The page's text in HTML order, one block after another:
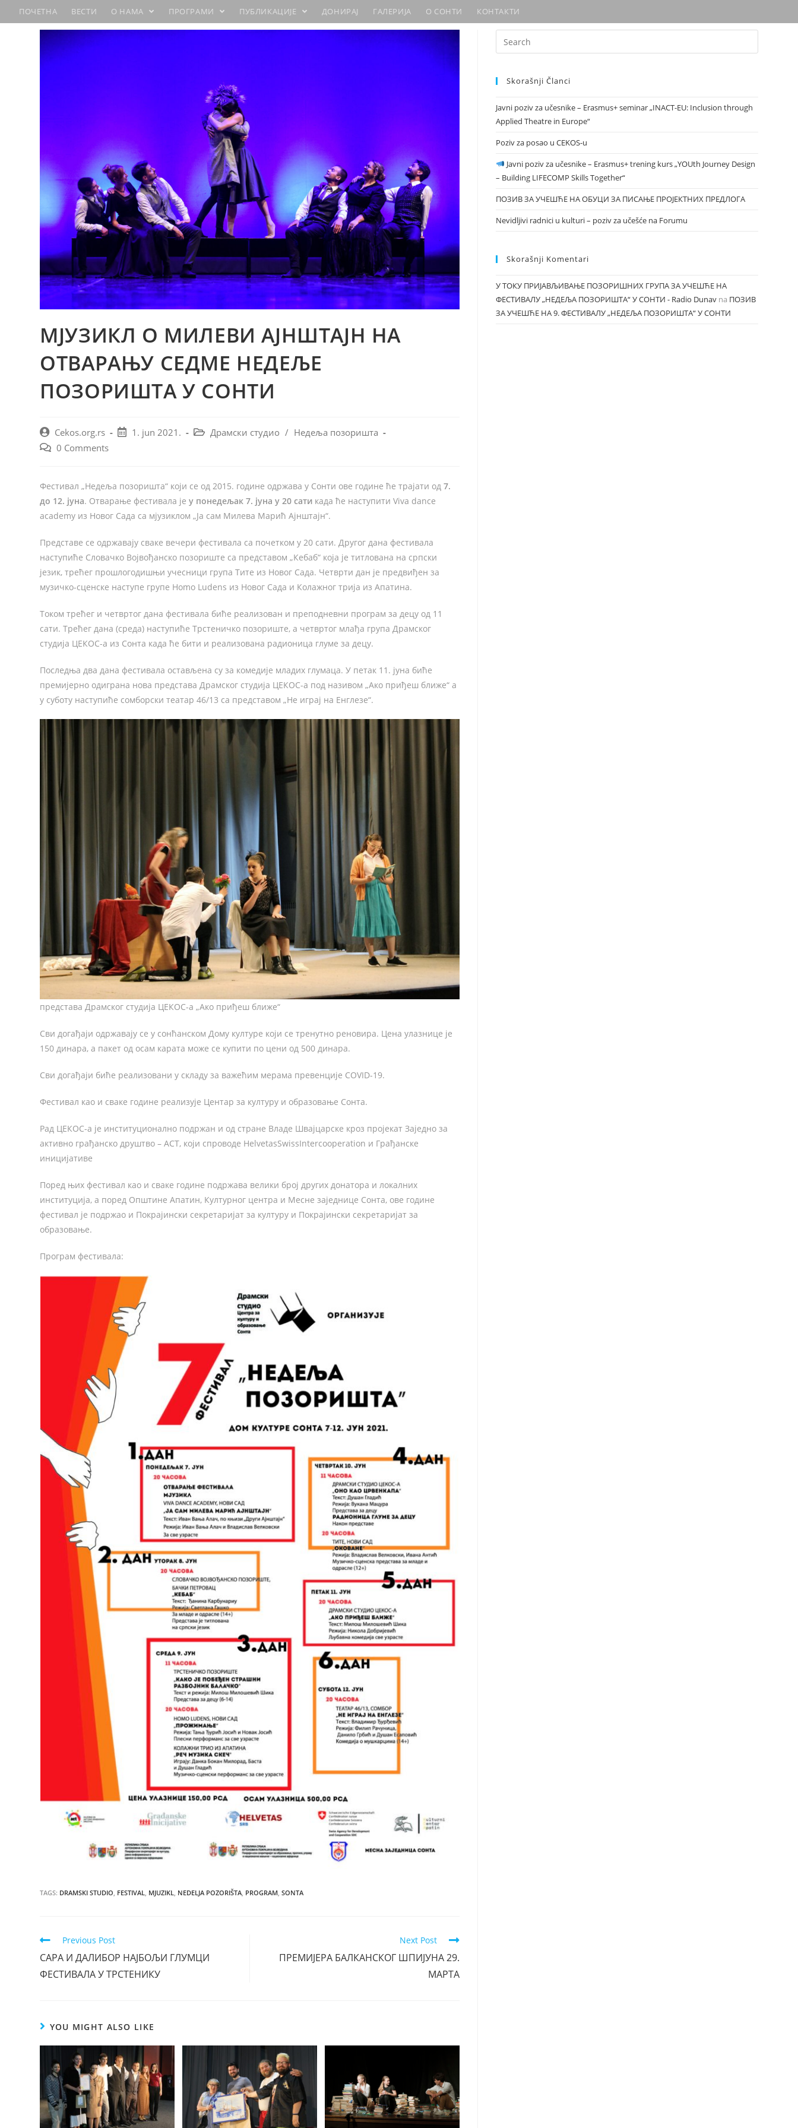
ПОЧЕТНА ВЕСТИ О НАМА ПРОГРАМИ ПУБЛИКАЦИЈЕ ДОНИРАЈ ГАЛЕРИЈА О СОНТИ КОНТАКТИ
МЈУЗИКЛ О МИЛЕВИ АЈНШТАЈН НА
ОТВАРАЊУ СЕДМЕ НЕДЕЉЕ
ПОЗОРИШТА У СОНТИ
Cekos.org.rs 1. jun 2021. Драмски студио / Недеља позоришта
0 Comments
Фестивал „Недеља позоришта“ који се од 2015. године одржава у Сонти ове године ће трајати од7.
до 12. јуна. Отварање фестивала јеу понедељак 7. јуна у 20 сати када ће наступити Viva dance
academy из Новог Сада са мјузиклом „Ја сам Милева Марић Ајнштајн“.
Представе се одржавају сваке вечери фестивала са почетком у 20 сати. Другог дана фестивала
наступиће Словачко Војвођанско позориште са представом „Кебаб“ која је титлована на српски
језик, трећег прошлогодишњи учесници група Тите из Новог Сада. Четврти дан је предвиђен за
музичко-сценске наступе групе Homo Ludens из Новог Сада и Колажног трија из Апатина.
Током трећег и четвртог дана фестивала биће реализован и преподневни програм за децу од 11
сати. Трећег дана (среда) наступиће Трстеничко позориште, а четвртог млађа група Драмског
студија ЦЕКОС-а из Сонта када ће бити и реализована радионица глуме за децу.
Последња два дана фестивала остављена су за комедије младих глумаца. У петак 11. јуна биће
премијерно одиграна нова представа Драмског студија ЦЕКОС-а под називом „Ако приђеш ближе“ а
у суботу наступиће сомборски театар 46/13 са представом „Не играј на Енглезе“.
представа Драмског студија ЦЕКОС-а „Ако приђеш ближе“
Сви догађаји одржавају се у сонћанском Дому културе који се тренутно реновира. Цена улазнице је
150 динара, а пакет од осам карата може се купити по цени од 500 динара.
Сви догађаји биће реализовани у складу за важећим мерама превенције COVID-19.
Фестивал као и сваке године реализује Центар за културу и образовање Сонта.
Рад ЦЕКОС-а је институционално подржан и од стране Владе Швајцарске кроз пројекат Заједно за
активно грађанско друштво – ACT, који спроводе HelvetasSwissIntercooperation и Грађанске
иницијативе
Поред њих фестивал као и сваке године подржава велики број других донатора и локалних
институција, а поред Општине Апатин, Културног центра и Месне заједнице Сонта, ове године
фестивал је подржао и Покрајински секретаријат за културу и Покрајински секретаријат за
образовање.
Програм фестивала:
TAGS: DRAMSKI STUDIO FESTIVAL MJUZIKL NEDELJA POZORIŠTA PROGRAM SONTA
Previous Post
САРА И ДАЛИБОР НАЈБОЉИ ГЛУМЦИ
ФЕСТИВАЛА У ТРСТЕНИКУ
Next Post
ПРЕМИЈЕРА БАЛКАНСКОГ ШПИЈУНА 29.
МАРТА
YOU MIGHT ALSO LIKE
Skorašnji Članci
Javni poziv za učesnike – Erasmus+ seminar „INACT-EU: Inclusion through
Applied Theatre in Europe“
Poziv za posao u CEKOS-u
Javni poziv za učesnike – Erasmus+ trening kurs „YOUth Journey Design
– Building LIFECOMP Skills Together“
ПОЗИВ ЗА УЧЕШЋЕ НА ОБУЦИ ЗА ПИСАЊЕ ПРОЈЕКТНИХ ПРЕДЛОГА
Nevidljivi radnici u kulturi – poziv za učešće na Forumu
Skorašnji Komentari
У ТОКУ ПРИЈАВЉИВАЊЕ ПОЗОРИШНИХ ГРУПА ЗА УЧЕШЋЕ НА
ФЕСТИВАЛУ „НЕДЕЉА ПОЗОРИШТА“ У СОНТИ - Radio Dunav na ПОЗИВ
ЗА УЧЕШЋЕ НА 9. ФЕСТИВАЛУ „НЕДЕЉА ПОЗОРИШТА“ У СОНТИ